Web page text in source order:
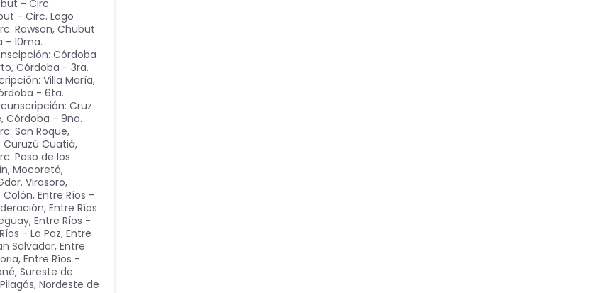
- Circ.
- Circ. Lago
Rawson, Chubut
- 10ma.
Córdoba
, Córdoba - 3ra.
Villa María,
- 6ta.
Cruz
, Córdoba - 9na.
San Roque,
Cuatiá,
Paso de los
Mocoretá,
Virasoro,
Colón, Entre Ríos -
, Entre Ríos
, Entre Ríos -
- La Paz, Entre
Salvador, Entre
, Entre Ríos -
Sureste de
Nordeste de